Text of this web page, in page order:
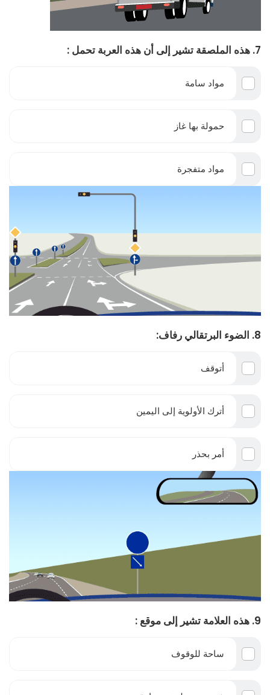
7. هذه الملصقة تشير إلى أن هذه العربة تحمل :
مواد سامة
حمولة بها غاز
مواد متفجرة
8. الضوء البرتقالي رفاف:
أتوقف
أترك الأولوية إلى اليمين
أمر بحذر
9. هذه العلامة تشير إلى موقع :
ساحة للوقوف